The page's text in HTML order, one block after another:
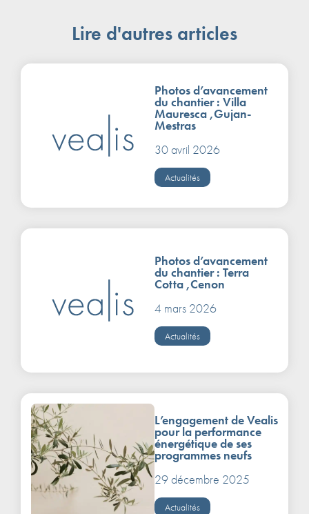
Lire d'autres articles
Photos d’avancement
du chantier : Villa
Mauresca ,Gujan-
Mestras
30 avril 2026
Actualités
Photos d’avancement
du chantier : Terra
Cotta ,Cenon
4 mars 2026
Actualités
L’engagement de Vealis
pour la performance
énergétique de ses
programmes neufs
29 décembre 2025
Actualités